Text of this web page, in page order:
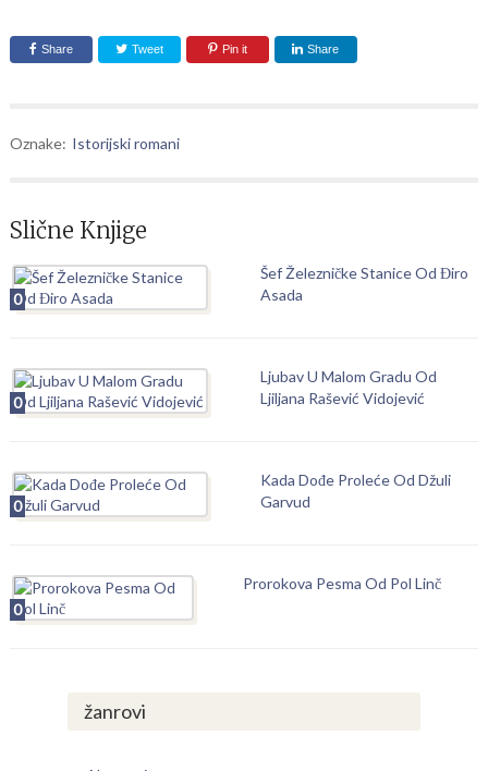
Share Tweet Pin it Share
Oznake: Istorijski romani
Slične Knjige
0
Šef Železničke Stanice Od Điro
Asada
0
Ljubav U Malom Gradu Od
Ljiljana Rašević Vidojević
0
Kada Dođe Proleće Od Džuli
Garvud
0
Prorokova Pesma Od Pol Linč
žanrovi